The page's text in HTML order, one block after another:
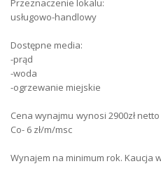
Typ Ogrodzenia
Typ Drogi
Typ Lokalu
Ogrzewanie
Przeznaczenie lokalu:
usługowo-handlowy
Dostępne media:
-prąd
-woda
-ogrzewanie miejskie
Cena wynajmu wynosi 2900zł
Co- 6 zł/m/msc
Wynajem na minimum rok. Kaucja